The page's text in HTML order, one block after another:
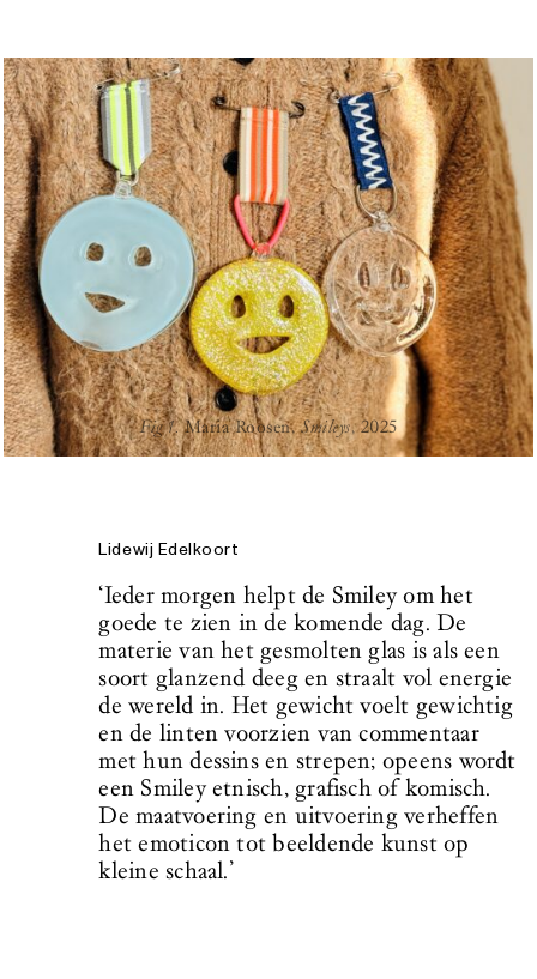
Fig 1.Maria Roosen,Smileys, 2025
Lidewij Edelkoort
‘Ieder morgen helpt de Smiley om het
goede te zien in de komende dag. De
materie van het gesmolten glas is als een
soort glanzend deeg en straalt vol energie
de wereld in. Het gewicht voelt gewichtig
en de linten voorzien van commentaar
met hun dessins en strepen; opeens wordt
een Smiley etnisch, grafisch of komisch.
De maatvoering en uitvoering verheffen
het emoticon tot beeldende kunst op
kleine schaal.’